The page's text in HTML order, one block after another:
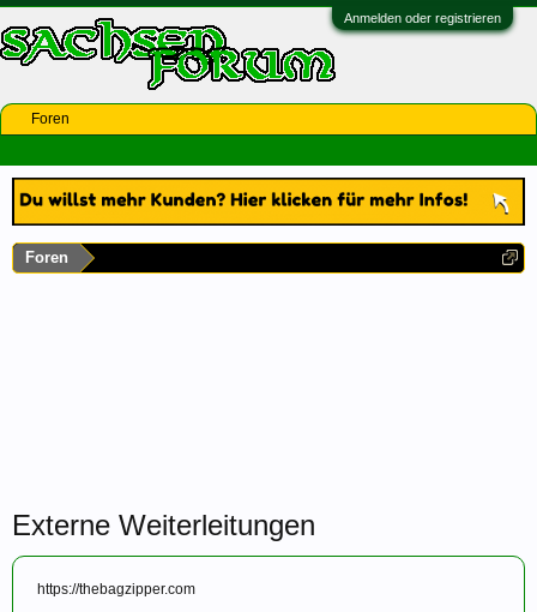
Anmelden oder registrieren
Foren
Externe Weiterleitungen
https://thebagzipper.com
Foren